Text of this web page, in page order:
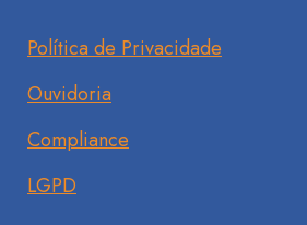
Política de Privacidade
Ouvidoria
Compliance
LGPD